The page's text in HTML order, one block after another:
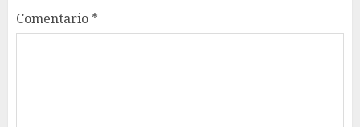
Comentario *